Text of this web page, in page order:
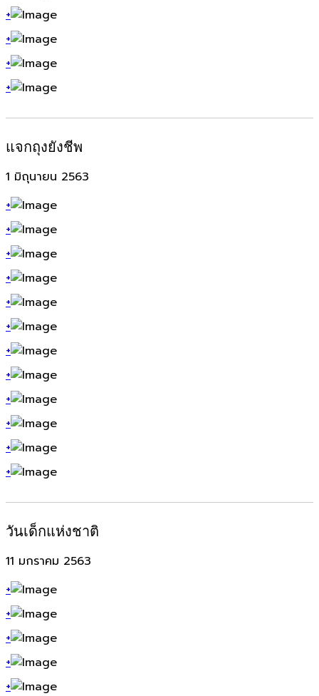
+
+
+
+
แจกถุงยังชีพ
1 มิถุนายน 2563
+
+
+
+
+
+
+
+
+
+
+
+
วันเด็กแห่งชาติ
11 มกราคม 2563
+
+
+
+
+